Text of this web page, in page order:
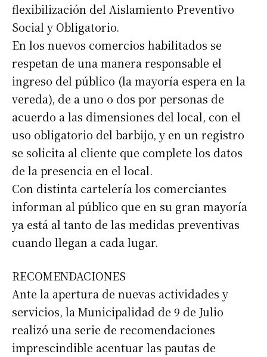
flexibilización del Aislamiento Preventivo
Social y Obligatorio.
En los nuevos comercios habilitados se
respetan de una manera responsable el
ingreso del público (la mayoría espera en la
vereda), de a uno o dos por personas de
acuerdo a las dimensiones del local, con el
uso obligatorio del barbijo, y en un registro
se solicita al cliente que complete los datos
de la presencia en el local.
Con distinta cartelería los comerciantes
informan al público que en su gran mayoría
ya está al tanto de las medidas preventivas
cuando llegan a cada lugar.
RECOMENDACIONES
Ante la apertura de nuevas actividades y
servicios, la Municipalidad de 9 de Julio
realizó una serie de recomendaciones
imprescindible acentuar las pautas de